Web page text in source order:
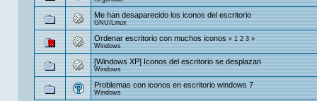
Me han desaparecido los iconos del escritorio
GNU/Linux
Ordenar escritorio con muchos iconos «1 2 3»
Windows
[Windows XP] Iconos del escritorio se desplazan
Windows
Problemas con iconos en escritorio windows 7
Windows